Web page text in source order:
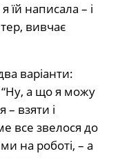
їй написала – і
вивчає
варіанти:
“Ну, а що я можу
– взяти і
все звелося до
на роботі, – а